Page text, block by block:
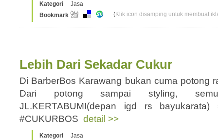
Kategori
Jasa
Bookmark
(Klik icon disamping untuk membuat
Lebih Dari Sekadar Cukur
Di BarberBos Karawang bukan cuma potong
Dari potong sampai styling,
JL.KERTABUMI(depan igd rs bayukarata)
#CUKURBOS detail >>
Kategori
Jasa